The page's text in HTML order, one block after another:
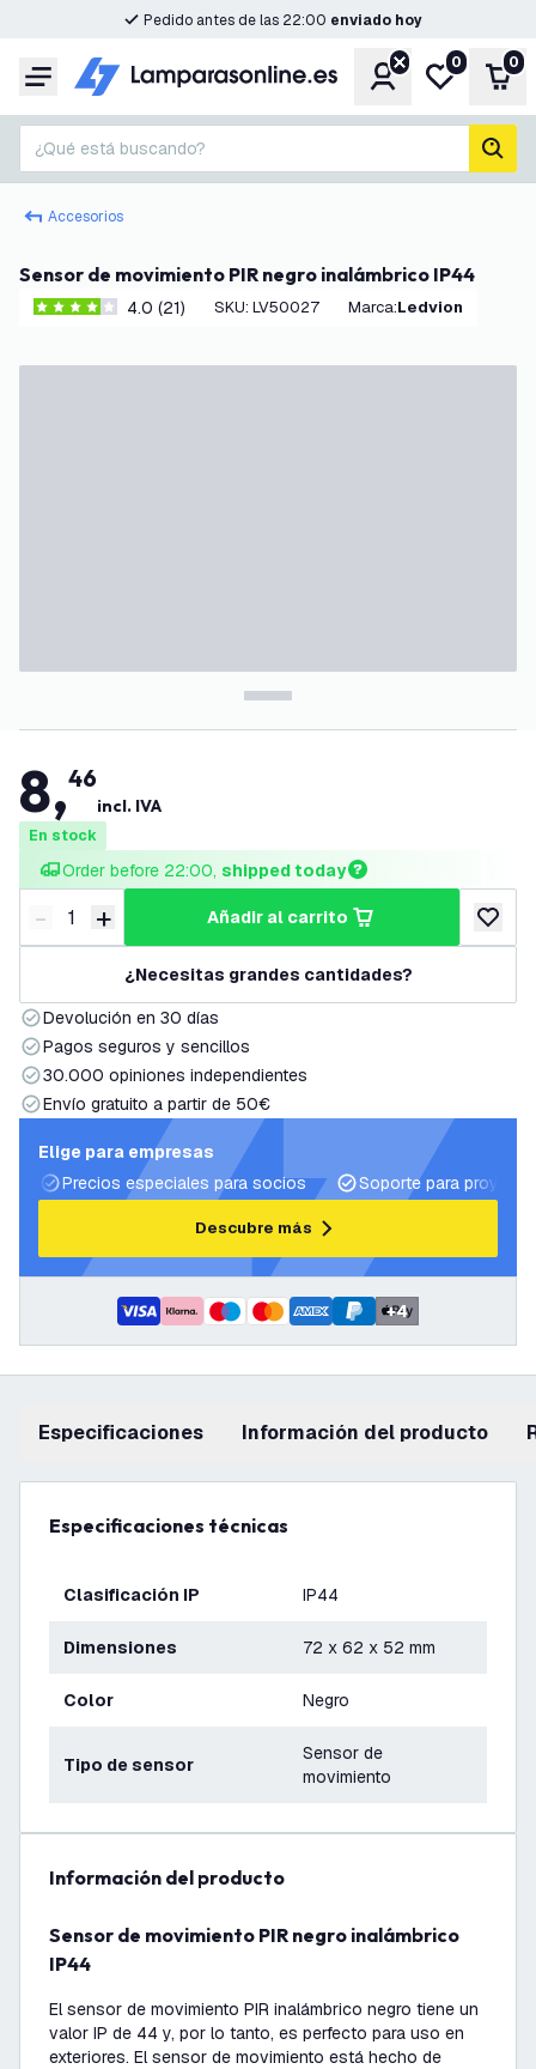
Pedido antes de las 22:00 enviado hoy
Menú CuentaMi lista de
0 0
¿Qué está buscando?
Accesorios
Sensor de movimiento PIR negro inalámbrico IP44
4 estrellas de puntuación
4.0 (21) SKU: LV50027 Marca: Ledvion
8,46
incl. IVA
En stock
Order before 22:00, shipped today
Disminuir cantidad
- Aumentar cantidad
+ añadir al carrito
añadir
¿Necesitas grandes cantidades?
Devolución en 30 días
Pagos seguros y sencillos
30.000 opiniones independientes
Envío gratuito a partir de 50€
Elige para empresas
Precios especiales para socios
Soporte para
Descubre más
+4
Especificaciones información del producto
Especificaciones técnicas
Clasificación IP IP44
Dimensiones 72 x 62 x 52 mm
Color Negro
Tipo de sensor
Sensor de
movimiento
información del producto
Sensor de movimiento PIR negro inalámbrico
IP44
El sensor de movimiento PIR inalámbrico negro tiene un
valor IP de 44 y, por lo tanto, es perfecto para uso en
exteriores. El sensor de movimiento está hecho de